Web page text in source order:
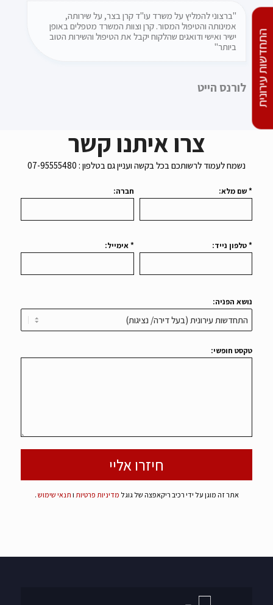
התחדשות עירונית
"שרותיות ברמה הגבוהה ביותר, מקצועיות באותה רמה, הרבה
הרבה רצון טוב ונחישות לשמור על הזכויות שלנו מול היזם –
ותמיד ברוח טובה עם חיוך.
זו החוויה שלי מעורכת הדין קרן בצר והצוות המעולה שלה –
"ברצוני להמליץ על משרד עו"ד קרן בצר, על שירותה,
אמינותה והטיפול המסור. קרן וצוות המשרד מטפלים באופן
ישיר ואישי ודואגים שהלקוח יקבל את הטיפול והשירות הטוב
ביותר"
לורנס הייט
צרו איתנו קשר
נשמח לעמוד לרשותכם בכל בקשה ועניין גם בטלפון : 07-95555480
* שם מלא: חברה:
* טלפון נייד: * אימייל:
נושא הפניה:
טקסט חופשי:
אתר זה מוגן על ידי רכיב ריקאפצה של גוגל מדיניות פרטיות ו תנאי שימוש .